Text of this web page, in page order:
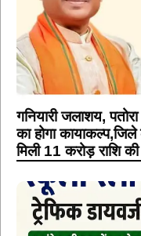
गनियारी जलाशय,
का होगा
मिली 11 करोड़ राशि